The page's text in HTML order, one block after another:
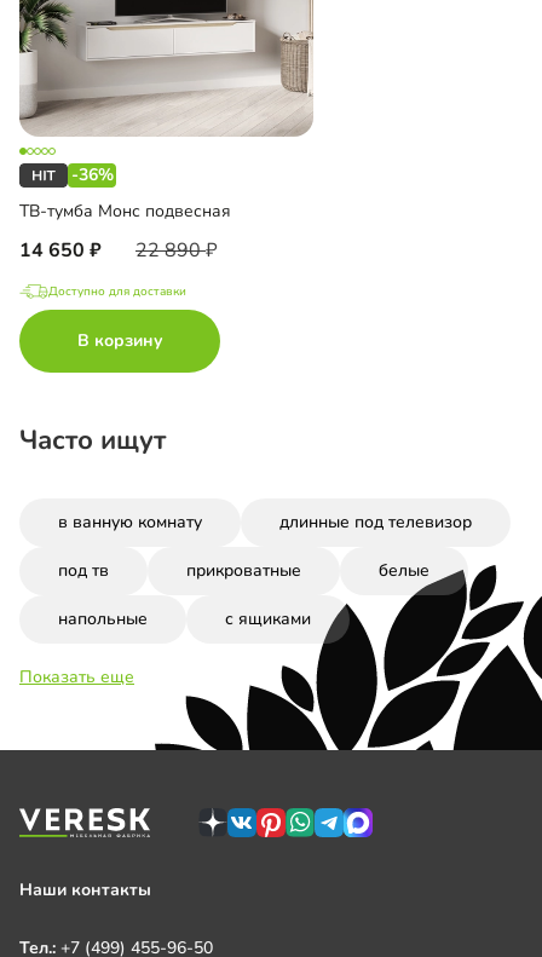
-36%
ТВ-тумба Монс подвесная
14 650 22 890
Доступно для доставки
В корзину
Часто ищут
в ванную комнату длинные под телевизор
под тв прикроватные белые
напольные с ящиками
Показать еще
Наши контакты
Тел.: +7 (499) 455-96-50